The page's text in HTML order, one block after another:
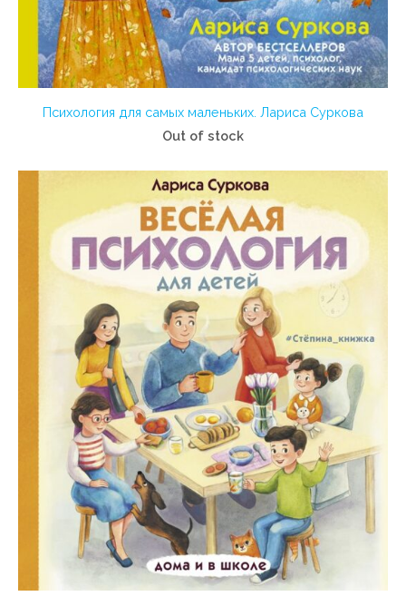
Психология для самых маленьких. Лариса Суркова
Out of stock